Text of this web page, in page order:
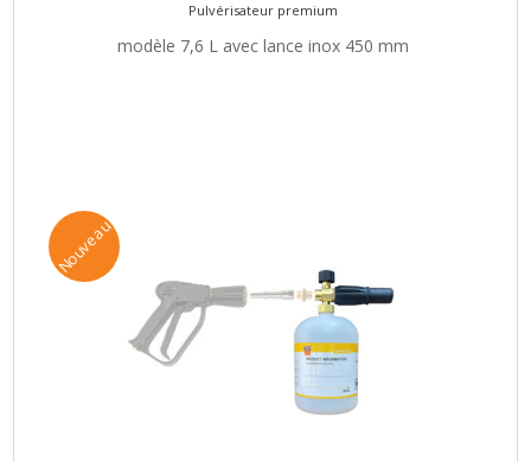
Pulvérisateur premium
modèle 7,6 L avec lance inox 450 mm
Nouveau